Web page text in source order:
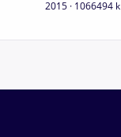
2015 · 1066494